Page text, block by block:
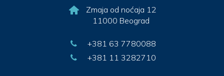
Zmaja od noćaja 12
11000 Beograd
+381 63 7780088
+381 11 3282710